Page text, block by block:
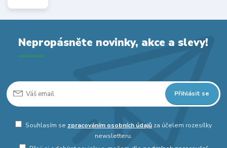
Nepropásněte novinky, akce a slevy!
Přihlásit se
Souhlasím se zpracováním osobních údajůza účelem rozesílky
newsletteru.